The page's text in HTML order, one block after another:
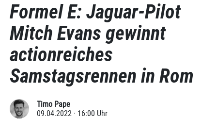
Formel E: Jaguar-Pilot
Mitch Evans gewinnt
actionreiches
Samstagsrennen in Rom
Timo Pape
09.04.2022 · 16:00 Uhr